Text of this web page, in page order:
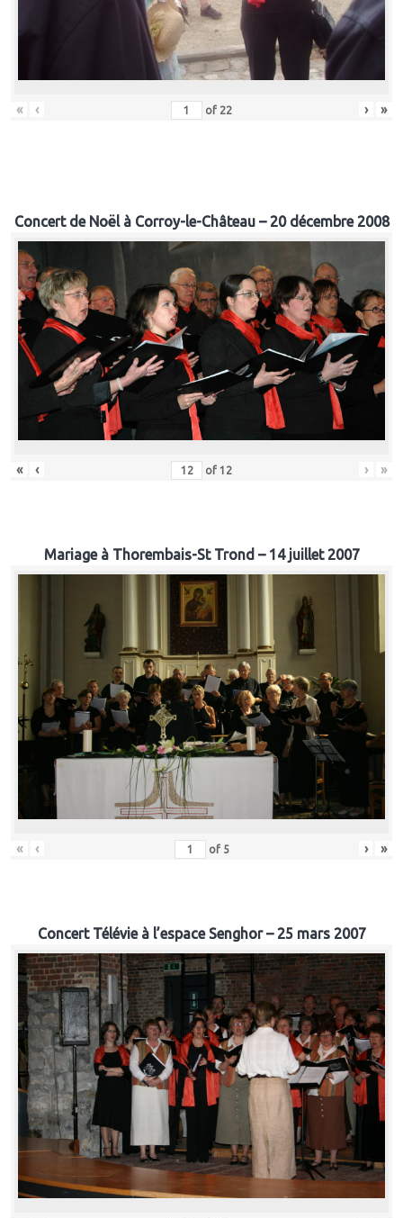
« ‹ of 22 › »
Concert de Noël à Corroy-le-Château – 20 décembre 2008
« ‹ of 12 › »
Mariage à Thorembais-St Trond – 14 juillet 2007
« ‹ of 5 › »
Concert Télévie à l’espace Senghor – 25 mars 2007